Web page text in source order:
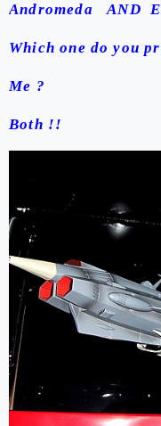
Andromeda AND
Which one do you
Me ?
Both !!